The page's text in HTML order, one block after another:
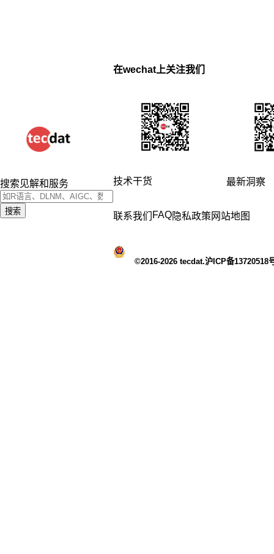
搜索见解和服务
搜索
在wechat上关注我们
技术干货 最新洞察
联系我们 FAQ隐私政策 网站地图
©2016-2026 tecdat.沪ICP备13720518